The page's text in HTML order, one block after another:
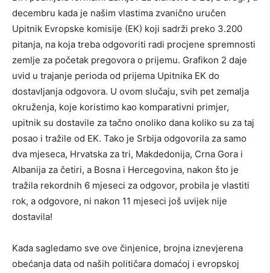
decembru kada je našim vlastima zvanično uručen
Upitnik Evropske komisije (EK) koji sadrži preko 3.200
pitanja, na koja treba odgovoriti radi procjene spremnosti
zemlje za početak pregovora o prijemu. Grafikon 2 daje
uvid u trajanje perioda od prijema Upitnika EK do
dostavljanja odgovora. U ovom slučaju, svih pet zemalja
okruženja, koje koristimo kao komparativni primjer,
upitnik su dostavile za tačno onoliko dana koliko su za taj
posao i tražile od EK. Tako je Srbija odgovorila za samo
dva mjeseca, Hrvatska za tri, Makdedonija, Crna Gora i
Albanija za četiri, a Bosna i Hercegovina, nakon što je
tražila rekordnih 6 mjeseci za odgovor, probila je vlastiti
rok, a odgovore, ni nakon 11 mjeseci još uvijek nije
dostavila!
Kada sagledamo sve ove činjenice, brojna iznevjerena
obećanja data od naših političara domaćoj i evropskoj